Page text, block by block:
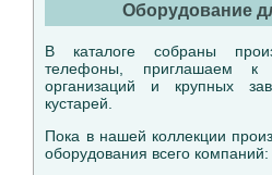
Оборудование
В каталоге собраны
телефоны, приглашаем
организаций и крупных
кустарей.
Пока в нашей коллекции
оборудования всего